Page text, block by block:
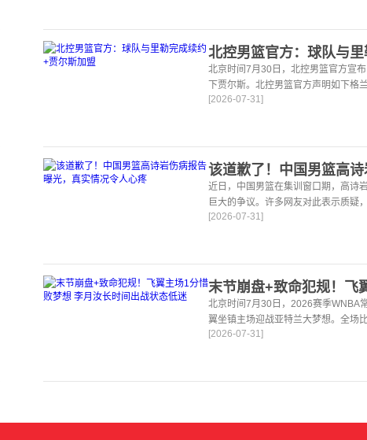
北京时间7月30日，北控男篮官方宣
下贾尔斯。北控男篮官方声明如下格
国籍，1997年出生，身高1米88。自
[2026-07-31]
近日，中国男篮在集训窗口期，高诗
巨大的争议。许多网友对此表示质疑
系获取名额，并因此遭到郭士强的
[2026-07-31]
北京时间7月30日，2026赛季WNBA
翼坐镇主场迎战亚特兰大梦想。全场
手握两位数领先，却在末节攻防全
[2026-07-31]